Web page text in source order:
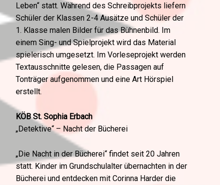
Leben“ statt. Während des Schreibprojekts liefern
Schüler der Klassen 2-4 Ausätze und Schüler der
1. Klasse malen Bilder für das Bühnenbild. Im
einem Sing- und Spielprojekt wird das Material
spielerisch umgesetzt. Im Vorleseprojekt werden
Textausschnitte gelesen, die Passagen auf
Tonträger aufgenommen und eine Art Hörspiel
erstellt.
KÖB St. Sophia Erbach
„Detektive“ – Nacht der Bücherei
„Die Nacht in der Bücherei“ findet seit 20 Jahren
statt. Kinder im Grundschulalter übernachten in der
Bücherei und entdecken mit Corinna Harder die